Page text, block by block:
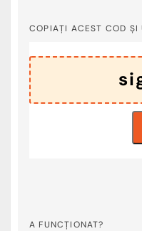
COPIAȚI ACEST COD ȘI
A FUNCȚIONAT?